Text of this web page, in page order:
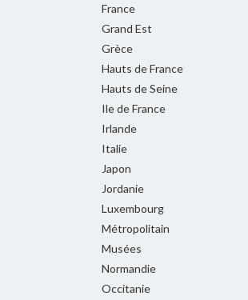
France
Grand Est
Grèce
Hauts de France
Hauts de Seine
Ile de France
Irlande
Italie
Japon
Jordanie
Luxembourg
Métropolitain
Musées
Normandie
Occitanie